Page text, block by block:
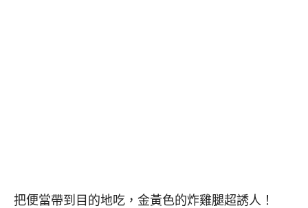
把便當帶到目的地吃，金黃色的炸雞腿超誘人！